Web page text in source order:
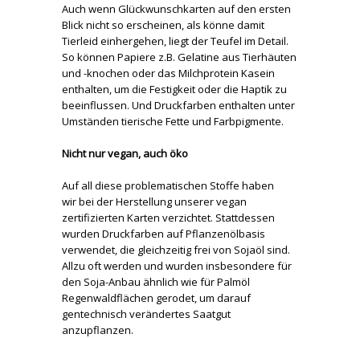
Auch wenn Glückwunschkarten auf den ersten
Blick nicht so erscheinen, als könne damit
Tierleid einhergehen, liegt der Teufel im Detail.
So können Papiere z.B. Gelatine aus Tierhäuten
und -knochen oder das Milchprotein Kasein
enthalten, um die Festigkeit oder die Haptik zu
beeinflussen. Und Druckfarben enthalten unter
Umständen tierische Fette und Farbpigmente.
Nicht nur vegan, auch öko
Auf all diese problematischen Stoffe haben
wir bei der Herstellung unserer vegan
zertifizierten Karten verzichtet. Stattdessen
wurden Druckfarben auf Pflanzenölbasis
verwendet, die gleichzeitig frei von Sojaöl sind.
Allzu oft werden und wurden insbesondere für
den Soja-Anbau ähnlich wie für Palmöl
Regenwaldflächen gerodet, um darauf
gentechnisch verändertes Saatgut
anzupflanzen.